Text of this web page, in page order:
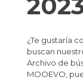
¿Te gustaría
buscan
Archivo de
MOOEVO,